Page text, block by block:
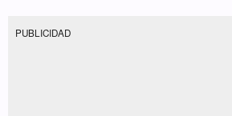
PUBLICIDAD